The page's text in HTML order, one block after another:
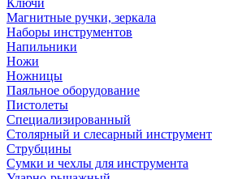
Ключи
Магнитные ручки, зеркала
Наборы инструментов
Напильники
Ножи
Ножницы
Паяльное оборудование
Пистолеты
Специализированный
Столярный и слесарный инструмент
Струбцины
Сумки и чехлы для инструмента